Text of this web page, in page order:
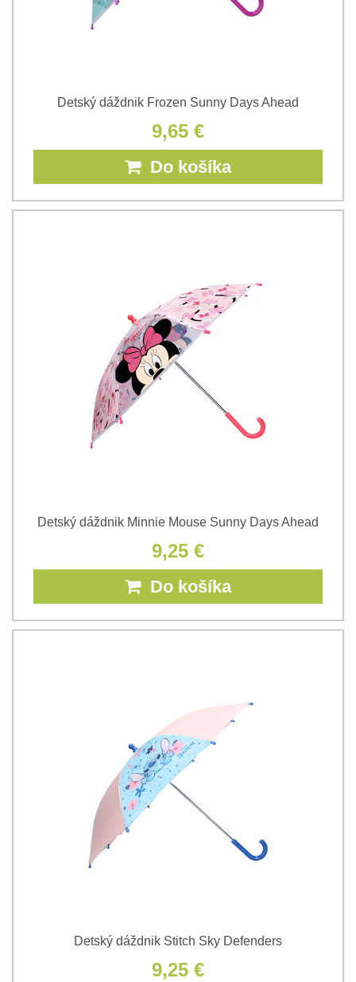
Detský dáždnik Frozen Sunny Days Ahead
9,65 €
Do košíka
Detský dáždnik Minnie Mouse Sunny Days Ahead
9,25 €
Do košíka
Detský dáždnik Stitch Sky Defenders
9,25 €